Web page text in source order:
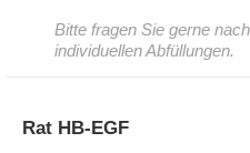
Bitte fragen Sie gerne
individuellen Abfüllungen.
Rat HB-EGF